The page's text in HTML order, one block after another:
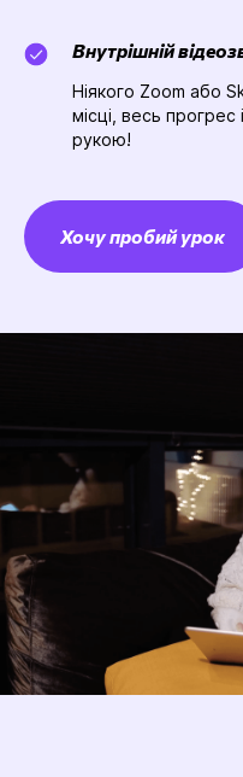
Внутрішній
Ніякого Zoom або
місці, весь прогрес
рукою!
Хочу пробий урок